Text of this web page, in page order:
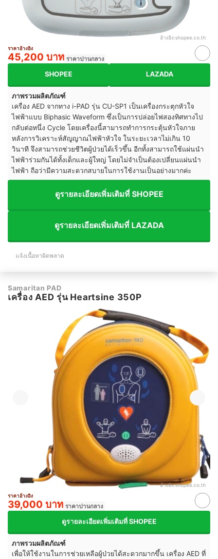
อ้างอิง:shopee.co.th
ราคาอ้างอิง
45,200 บาท ราคาปานกลาง
SHOPEE LAZADA
ภาพรวมผลิตภัณฑ์
เครื่อง AED จากทาง i-PAD รุ่น CU-SP1 เป็นเครื่องกระตุกหัวใจ
ไฟฟ้าแบบ Biphasic Waveform ซึ่งเป็นการปล่อยไฟสองทิศทางไป
กลับต่อหนึ่ง Cycle โดยเครื่องนี้สามารถทำการกระตุ้นหัวใจภาย
หลังการวิเคราะห์สัญญาณไฟฟ้าหัวใจ ในระยะเวลาไม่เกิน 10
วินาที จึงสามารถช่วยชีวิตผู้ป่วยได้เร็วขึ้น อีกทั้งสามารถใช้แผ่นนำ
ไฟฟ้าร่วมกันได้ทั้งเด็กและผู้ใหญ่ โดยไม่จำเป็นต้องเปลี่ยนแผ่นนำ
ไฟฟ้า ถือว่ามีความสะดวกสบายในการใช้งานเป็นอย่างมากค่ะ
ดูรายละเอียดเพิ่มเติมที่ SHOPEE
ดูรายละเอียดเพิ่มเติมที่ LAZADA
แจ้งเนื้อหาผิดพลาด
Samaritan PAD
เครื่อง AED รุ่น Heartsine 350P
อ้างอิง:shopee.co.th
ราคาอ้างอิง
39,000 บาท ราคาปานกลาง
ดูรายละเอียดเพิ่มเติมที่ SHOPEE
ภาพรวมผลิตภัณฑ์
เพื่อให้ใช้งานในการช่วยเหลือผู้ป่วยได้สะดวกมากขึ้น เครื่อง AED ที่